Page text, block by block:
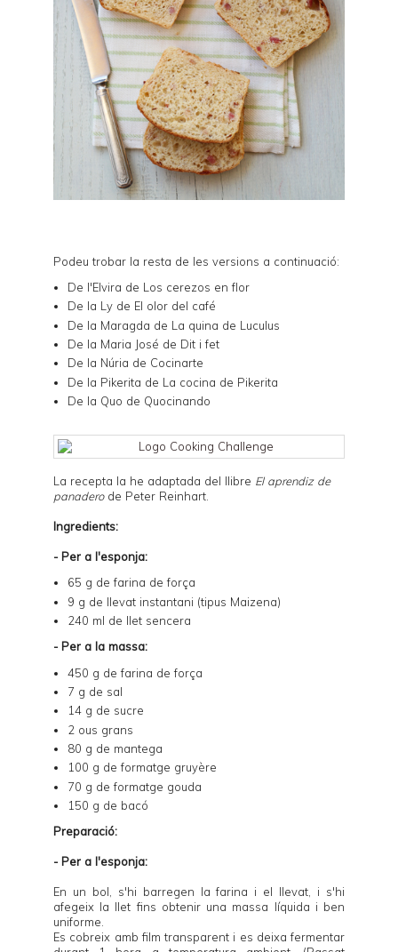
Podeu trobar la resta de les versions a continuació:
De l'Elvira de Los cerezos en flor
De la Ly de El olor del café
De la Maragda de La quina de Luculus
De la Maria José de Dit i fet
De la Núria de Cocinarte
De la Pikerita de La cocina de Pikerita
De la Quo de Quocinando
La recepta la he adaptada del llibre El aprendiz de
panaderode Peter Reinhart.
Ingredients:
- Per a l'esponja:
65 g de farina de força
9 g de llevat instantani (tipus Maizena)
240 ml de llet sencera
- Per a la massa:
450 g de farina de força
7 g de sal
14 g de sucre
2 ous grans
80 g de mantega
100 g de formatge gruyère
70 g de formatge gouda
150 g de bacó
Preparació:
- Per a l'esponja:
En un bol, s'hi barregen la farina i el llevat, i s'hi
afegeix la llet fins obtenir una massa líquida i ben
uniforme.
Es cobreix amb film transparent i es deixa fermentar